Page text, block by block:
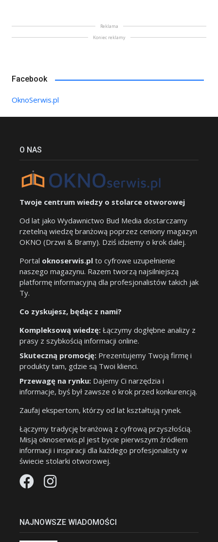
Reklama
Koniec reklamy
Facebook
OknoSerwis.pl
O NAS
Twoje centrum wiedzy o stolarce otworowej
Od lat jako Wydawnictwo Bud Media dostarczamy
rzetelną wiedzę branżową poprzez ceniony magazyn
OKNO (Drzwi & Bramy). Dziś idziemy o krok dalej.
Portal oknoserwis.pl to cyfrowe uzupełnienie
naszego magazynu. Razem tworzą najsilniejszą
platformę informacyjną dla profesjonalistów takich jak
Ty.
Co zyskujesz, będąc z nami?
Kompleksową wiedzę: Łączymy dogłębne analizy z
prasy z szybkością informacji online.
Skuteczną promocję: Prezentujemy Twoją firmę i
produkty tam, gdzie są Twoi klienci.
Przewagę na rynku: Dajemy Ci narzędzia i
informacje, byś był zawsze o krok przed konkurencją.
Zaufaj ekspertom, którzy od lat kształtują rynek.
Łączymy tradycję branżową z cyfrową przyszłością.
Misją oknoserwis.pl jest bycie pierwszym źródłem
informacji i inspiracji dla każdego profesjonalisty w
świecie stolarki otworowej.
NAJNOWSZE WIADOMOŚCI